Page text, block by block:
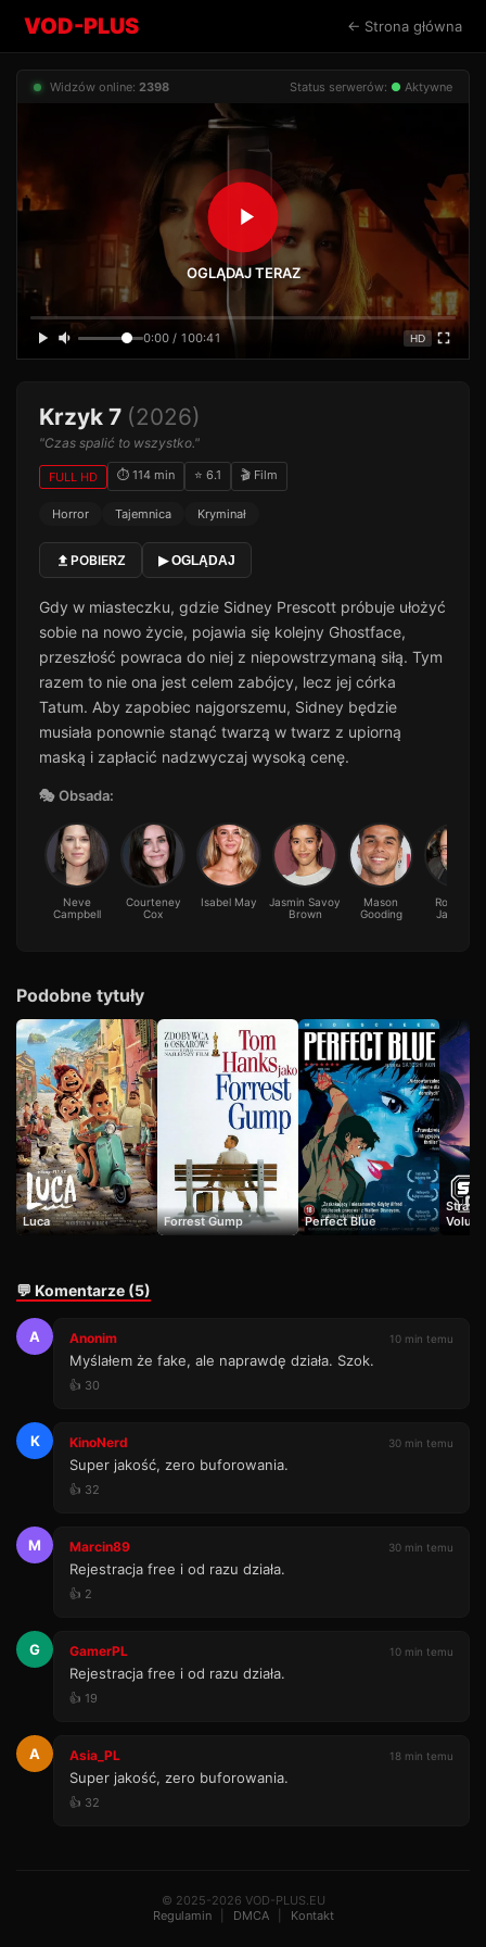
VOD-PLUS ← Strona główna
Widzów online: 2398 Status serwerów: ● Aktywne
OGLĄDAJ TERAZ
0:00 / 100:41 HD
Krzyk 7 (2026)
"Czas spalić to wszystko."
FULL HD ⏱ 114 min ⭐ 6.1 🎬 Film
Horror Tajemnica Kryminał
POBIERZ ▶ OGLĄDAJ
Gdy w miasteczku, gdzie Sidney Prescott próbuje ułożyć
sobie na nowo życie, pojawia się kolejny Ghostface,
przeszłość powraca do niej z niepowstrzymaną siłą. Tym
razem to nie ona jest celem zabójcy, lecz jej córka
Tatum. Aby zapobiec najgorszemu, Sidney będzie
musiała ponownie stanąć twarzą w twarz z upiorną
maską i zapłacić nadzwyczaj wysoką cenę.
🎭 Obsada:
Neve
Campbell
Courteney
Cox
Isabel May
Jasmin Savoy
Brown
Mason
Gooding
Roger L.
Jackson
Podobne tytuły
Luca Forrest Gump Perfect Blue
💬 Komentarze (5)
A Anonim 10 min temu
Myślałem że fake, ale naprawdę działa. Szok.
👍 30
K KinoNerd 30 min temu
Super jakość, zero buforowania.
👍 32
M Marcin89 30 min temu
Rejestracja free i od razu działa.
👍 2
G GamerPL 10 min temu
Rejestracja free i od razu działa.
👍 19
A Asia_PL 18 min temu
Super jakość, zero buforowania.
👍 32
© 2025-2026 VOD-PLUS.EU
Regulamin
DMCA Kontakt